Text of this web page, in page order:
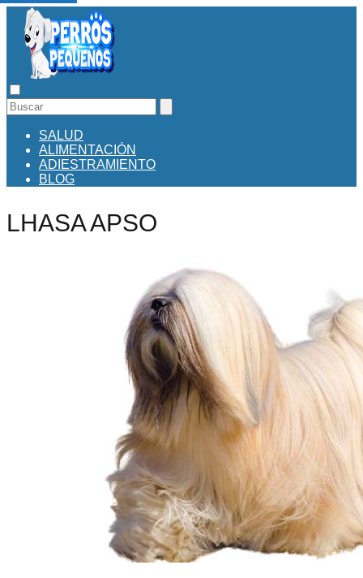
SALUD
ALIMENTACIÓN
ADIESTRAMIENTO
BLOG
LHASA APSO